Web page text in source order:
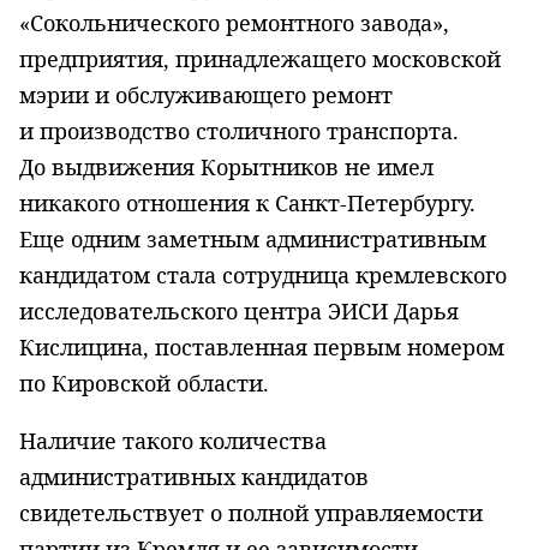
«Сокольнического ремонтного завода»,
предприятия, принадлежащего московской
мэрии и обслуживающего ремонт
и производство столичного транспорта.
До выдвижения Корытников не имел
никакого отношения к Санкт-Петербургу.
Еще одним заметным административным
кандидатом стала сотрудница кремлевского
исследовательского центра ЭИСИ Дарья
Кислицина, поставленная первым номером
по Кировской области.
Наличие такого количества
административных кандидатов
свидетельствует о полной управляемости